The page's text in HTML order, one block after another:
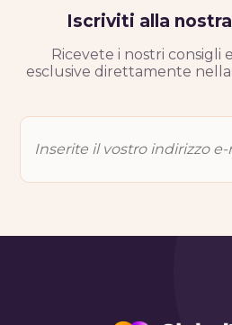
Iscriviti alla
Ricevete i nostri consigli
esclusive direttamente nella